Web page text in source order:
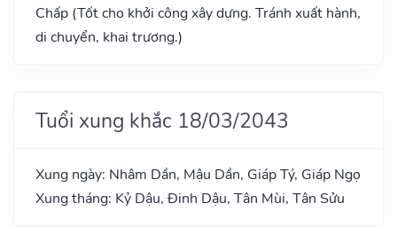
Chấp (Tốt cho khởi công xây dựng. Tránh xuất hành,
di chuyển, khai trương.)
Tuổi xung khắc 18/03/2043
Xung ngày: Nhâm Dần, Mậu Dần, Giáp Tý, Giáp Ngọ
Xung tháng: Kỷ Dậu, Đinh Dậu, Tân Mùi, Tân Sửu